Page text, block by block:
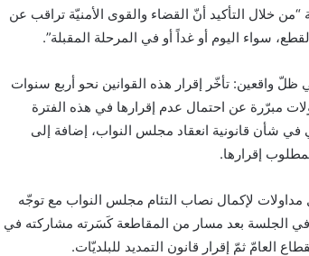
خلال التأكيد أنّ القضاء والقوى الأمنيّة تراقب عن
سواء اليوم أو غداً أو في المرحلة المقبلة”.
ظلّ واقعين: تأخّر إقرار هذه القوانين نحو أربع سنوات
مبرّرة عن احتمال عدم إقرارها في هذه الفترة
في شأن قانونية انعقاد مجلس النواب، إضافة إلى
إقرارها.
لإكمال نصاب التئام مجلس النواب مع توجّه
في الجلسة بعد مسار من المقاطعة كَسَرته مشاركته في
العامّ ثمّ إقرار قانون التمديد للبلديّات.